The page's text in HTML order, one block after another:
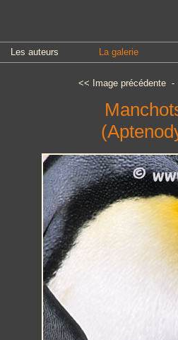
Les auteurs La galerie
<< Image précédente